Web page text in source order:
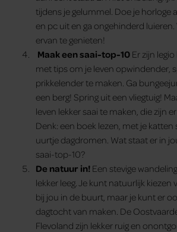
tijdens je gelummel. Doe je horloge
en pc uit en ga ongehinderd
ervan te genieten!
Maak een saai-top-10 Er zijn
met tips om je leven opwindender,
prikkelender te maken. Ga
een berg! Spring uit een vliegtuig!
leven lekker saai te maken, die zijn
Denk: een boek lezen, met je katten
uurtje dagdromen. Wat staat er in
saai-top-10?
De natuur in! Een stevige
lekker leeg. Je kunt natuurlijk kiezen
bij jou in de buurt, maar je kunt er
dagtocht van maken. De
Flevoland zijn lekker ruig en